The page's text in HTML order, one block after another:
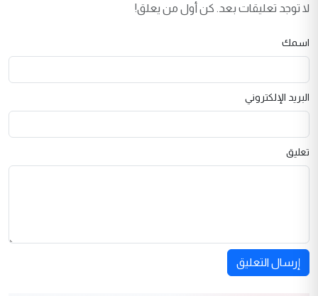
لا توجد تعليقات بعد. كن أول من يعلق!
اسمك
البريد الإلكتروني
تعليق
إرسال التعليق